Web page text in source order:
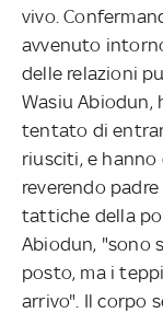
vivo.
avvenuto
delle relazioni
Wasiu Abiodun,
tentato di
riusciti, e hanno
reverendo
tattiche della
Abiodun, "sono
posto, ma i
arrivo". Il corpo